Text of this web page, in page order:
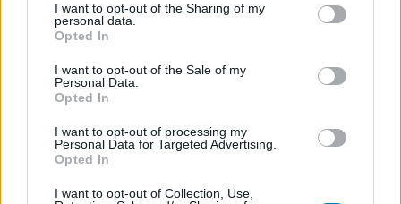
not limited to your visit or usage behaviour. You may click to
grant or deny consent to Google and its third-party tags to
use your data for below specified purposes in below Google
consent section.
I want to opt-out of the Sharing of my
personal data.
Opted In
I want to opt-out of the Sale of my
Personal Data.
Opted In
I want to opt-out of processing my
Personal Data for Targeted Advertising.
Opted In
I want to opt-out of Collection, Use,
Lennél a GameStar közösség tagja? Gyere a
GameStar Party/Chat Facebook csoport
témákat, dumálj régi és új GS írókkal, olvasókkal!